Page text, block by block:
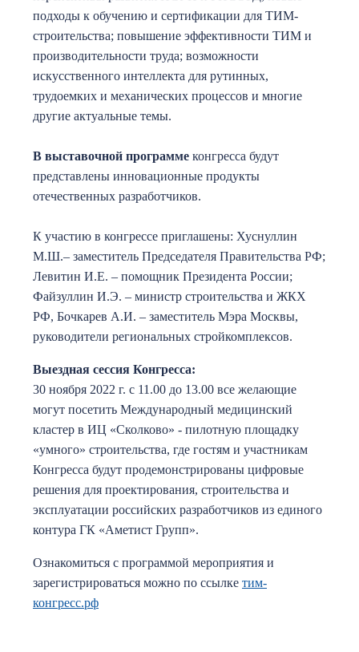
подходы к обучению и сертификации для ТИМ-
строительства; повышение эффективности ТИМ и
производительности труда; возможности
искусственного интеллекта для рутинных,
трудоемких и механических процессов и многие
другие актуальные темы.
В выставочной программе конгресса будут
представлены инновационные продукты
отечественных разработчиков.
К участию в конгрессе приглашены: Хуснуллин
М.Ш.– заместитель Председателя Правительства РФ;
Левитин И.Е. – помощник Президента России;
Файзуллин И.Э. – министр строительства и ЖКХ
РФ, Бочкарев А.И. – заместитель Мэра Москвы,
руководители региональных стройкомплексов.
Выездная сессия Конгресса:
30 ноября 2022 г. с 11.00 до 13.00 все желающие
могут посетить Международный медицинский
кластер в ИЦ «Сколково» - пилотную площадку
«умного» строительства, где гостям и участникам
Конгресса будут продемонстрированы цифровые
решения для проектирования, строительства и
эксплуатации российских разработчиков из единого
контура ГК «Аметист Групп».
Ознакомиться с программой мероприятия и
зарегистрироваться можно по ссылке тим-
конгресс.рф